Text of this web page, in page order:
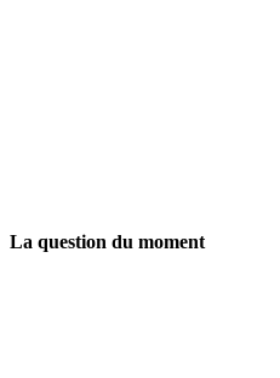
La question du moment